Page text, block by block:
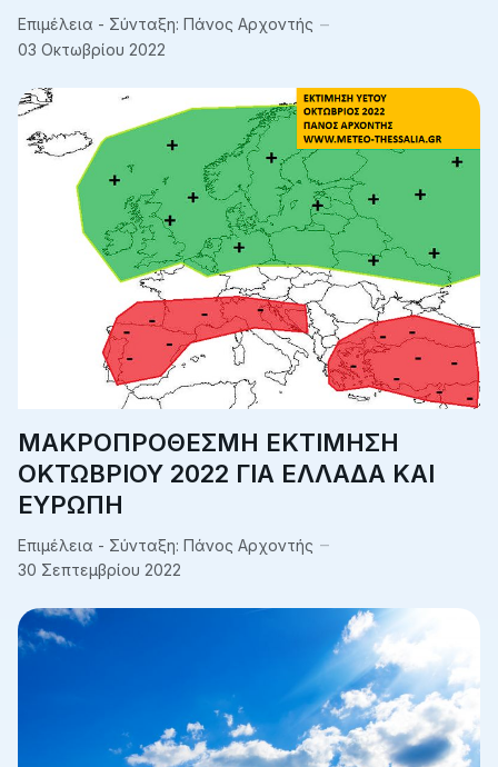
Επιμέλεια - Σύνταξη: Πάνος Αρχοντής
03 Οκτωβρίου 2022
ΜΑΚΡΟΠΡΟΘΕΣΜΗ ΕΚΤΙΜΗΣΗ
ΟΚΤΩΒΡΙΟΥ 2022 ΓΙΑ ΕΛΛΑΔΑ ΚΑΙ
ΕΥΡΩΠΗ
Επιμέλεια - Σύνταξη: Πάνος Αρχοντής
30 Σεπτεμβρίου 2022